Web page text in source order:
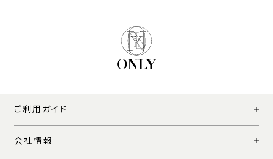
ご利用ガイド
会社情報